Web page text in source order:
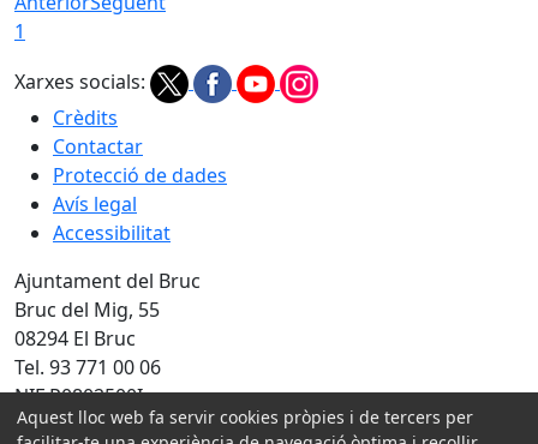
1
Xarxes socials:
Crèdits
Contactar
Protecció de dades
Avís legal
Accessibilitat
Ajuntament del Bruc
Bruc del Mig, 55
08294 El Bruc
Tel. 93 771 00 06
NIF P0802500I
Aquest lloc web fa servir cookies pròpies i de tercers per